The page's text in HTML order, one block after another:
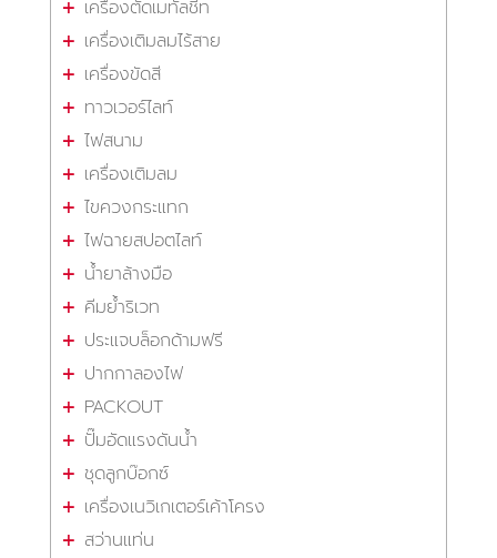
เครื่องตัดเมทัลชีท
เครื่องเติมลมไร้สาย
เครื่องขัดสี
ทาวเวอร์ไลท์
ไฟสนาม
เครื่องเติมลม
ไขควงกระแทก
ไฟฉายสปอตไลท์
น้ำยาล้างมือ
คีมย้ำริเวท
ประแจบล็อกด้ามฟรี
ปากกาลองไฟ
PACKOUT
ปั๊มอัดแรงดันน้ำ
ชุดลูกบ๊อกซ์
เครื่องเนวิเกเตอร์เค้าโครง
สว่านแท่น